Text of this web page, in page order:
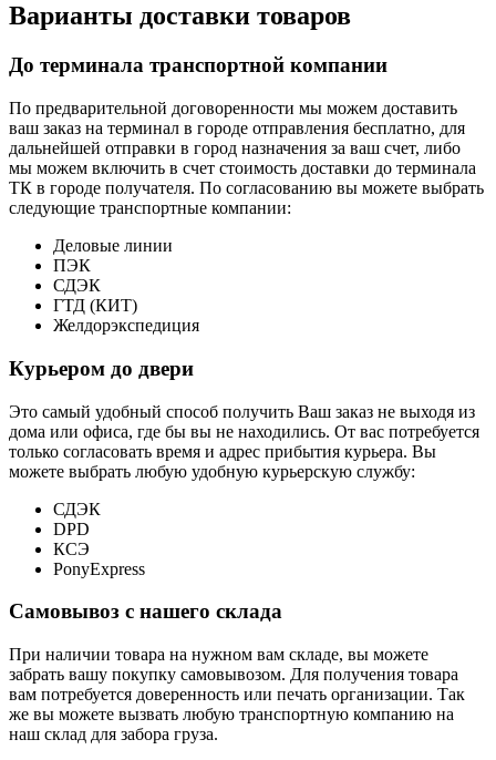
Варианты доставки товаров
До терминала транспортной компании
По предварительной договоренности мы можем доставить
ваш заказ на терминал в городе отправления бесплатно, для
дальнейшей отправки в город назначения за ваш счет, либо
мы можем включить в счет стоимость доставки до терминала
ТК в городе получателя. По согласованию вы можете выбрать
следующие транспортные компании:
Деловые линии
ПЭК
СДЭК
ГТД (КИТ)
Желдорэкспедиция
Курьером до двери
Это самый удобный способ получить Ваш заказ не выходя из
дома или офиса, где бы вы не находились. От вас потребуется
только согласовать время и адрес прибытия курьера. Вы
можете выбрать любую удобную курьерскую службу:
СДЭК
DPD
КСЭ
PonyExpress
Самовывоз с нашего склада
При наличии товара на нужном вам складе, вы можете
забрать вашу покупку самовывозом. Для получения товара
вам потребуется доверенность или печать организации. Так
же вы можете вызвать любую транспортную компанию на
наш склад для забора груза.